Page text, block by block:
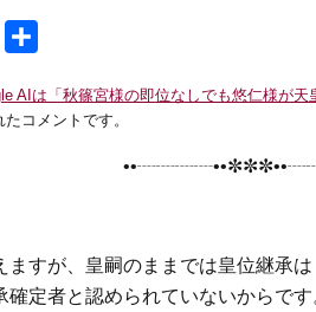
AIは「秋篠宮様の即位なしでも悠仁様が
コメントです。
すが、皇嗣のままでは皇位継承
定者と認められていないからです